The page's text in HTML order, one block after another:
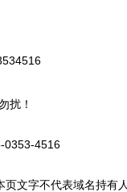
扰！
0353-4516
文字不代表域名持有